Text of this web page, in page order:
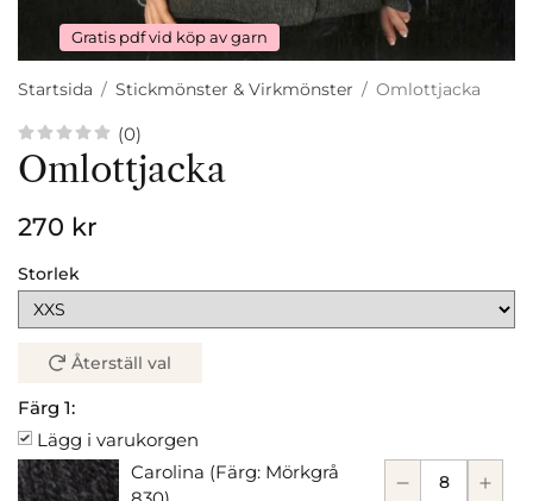
Gratis pdf vid köp av garn
Startsida / Stickmönster & Virkmönster / Omlottjacka
(0)
Omlottjacka
270 kr
Storlek
Återställ val
Färg 1:
Lägg i varukorgen
Carolina (Färg: Mörkgrå